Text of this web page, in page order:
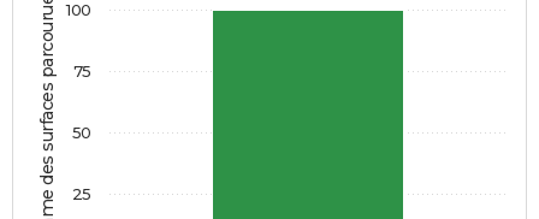
Somme des surfaces parcourues (m²) 25
50
75
100